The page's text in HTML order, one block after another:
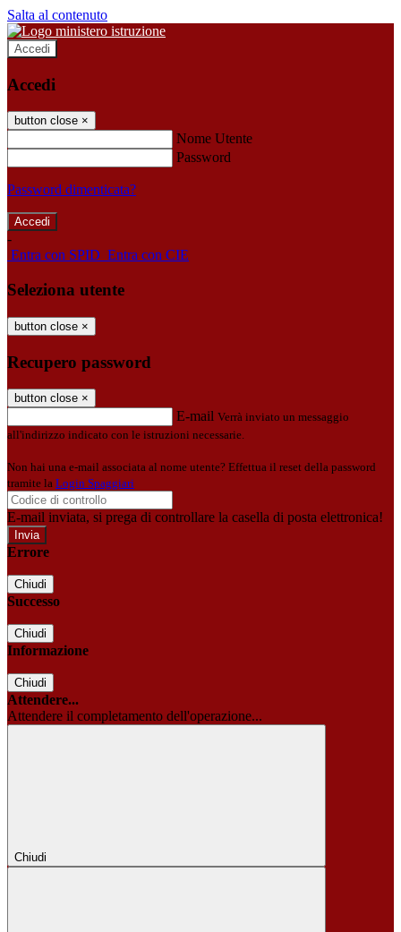
Salta al contenuto
Accedi
Accedi
button close ×
Nome Utente
Password
Password dimenticata?
-
Entra con SPID Entra con CIE
Seleziona utente
button close ×
Recupero password
button close ×
E-mail Verrà inviato un messaggio
all'indirizzo indicato con le istruzioni necessarie.
Non hai una e-mail associata al nome utente? Effettua il reset della password
tramite la Login Spaggiari
E-mail inviata, si prega di controllare la casella di posta elettronica!
Errore
Chiudi
Successo
Chiudi
Informazione
Chiudi
Attendere...
Attendere il completamento dell'operazione...
Chiudi